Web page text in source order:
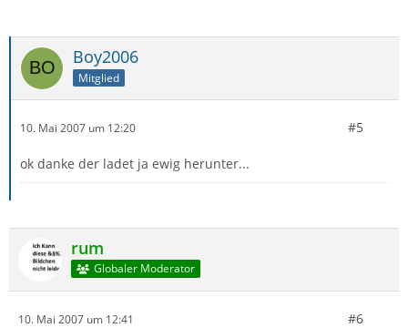
Boy2006
Mitglied
10. Mai 2007 um 12:20 #5
ok danke der ladet ja ewig herunter...
rum
Globaler Moderator
10. Mai 2007 um 12:41 #6